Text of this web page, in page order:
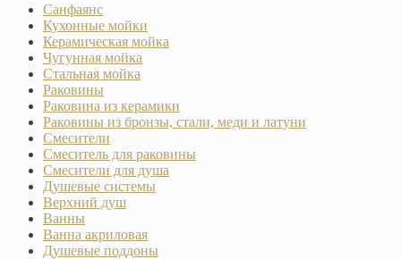
Санфаянс
Кухонные мойки
Керамическая мойка
Чугунная мойка
Стальная мойка
Раковины
Раковина из керамики
Раковины из бронзы, стали, меди и латуни
Смесители
Смеситель для раковины
Смесители для душа
Душевые системы
Верхний душ
Ванны
Ванна акриловая
Душевые поддоны